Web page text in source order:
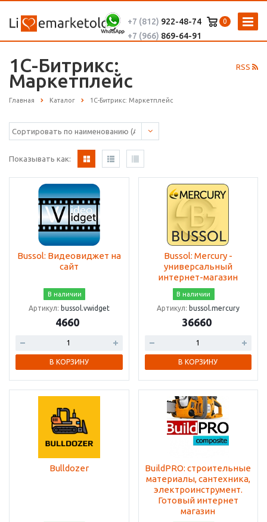
0
+7 (812) 922-48-74
+7 (966) 869-64-91
RSS
1С-Битрикс:
Маркетплейс
Главная Каталог 1С-Битрикс: Маркетплейс
Показывать как:
Bussol: Видеовиджет на
сайт
В наличии
Артикул: bussol.vwidget
4660
В КОРЗИНУ
Bussol: Mercury -
универсальный
интернет-магазин
В наличии
Артикул: bussol.mercury
36660
В КОРЗИНУ
Bulldozer
BuildPRO: строительные
материалы, сантехника,
электроинструмент.
Готовый интернет
магазин